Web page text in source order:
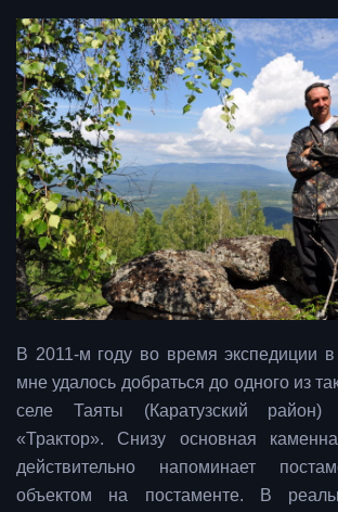
В 2011-м году во время экспедиции
мне удалось добраться до одного из
селе Таяты (Каратузский
«Трактор». Снизу основная
действительно напоминает
объектом на постаменте. В